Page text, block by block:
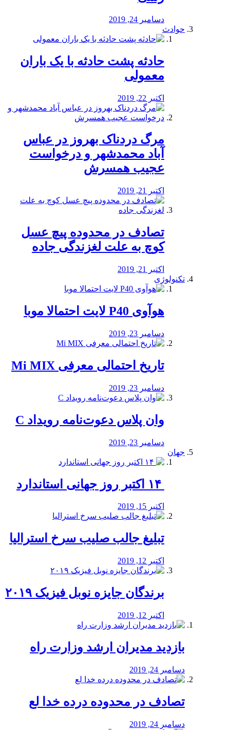
دسامبر 24, 2019
حوادث
️حادثه پشت حادثه با یک باران
معمولی
اکتبر 22, 2019
مرگ دردناک بهروز در عباس
آباد محمدشهر و درخواست
عجیب همسرش
اکتبر 21, 2019
تصادف در محدوده پیچ عسل
کوچ به علت لغزندگی جاده
اکتبر 21, 2019
تکنولوژی
هوآوی P40 لایت احتمالا موبا
دسامبر 23, 2019
تاریخ احتمالی معرفی Mi MIX
دسامبر 23, 2019
وان پلاس دعوت‌نامه رویداد C
دسامبر 23, 2019
جهان
اکتبر 15, 2019
تبلیغ جالب صلیب سرخ استرالیا
اکتبر 12, 2019
برندگان جایزه نوبل فیزیک ۲۰۱۹
اکتبر 12, 2019
بازدید مدیران ارشد وزارت راه
دسامبر 24, 2019
تصادف در محدوده درده خدا لع
دسامبر 24, 2019